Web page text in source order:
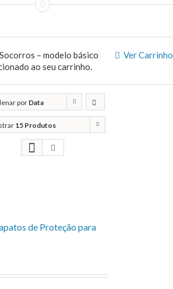
Ver Carrinho
– modelo básico
ao seu carrinho.
por Data
15 Produtos
de Proteção para